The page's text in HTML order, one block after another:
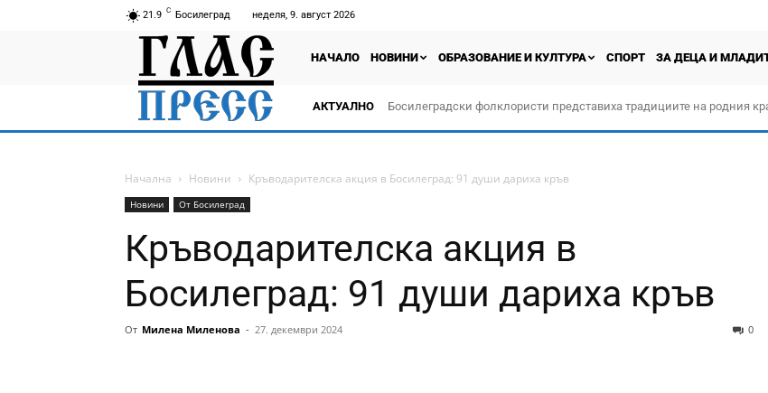
21.9 C Босилеград неделя, 9. август 2026
НАЧАЛО НОВИНИ ОБРАЗОВАНИЕ И КУЛТУРА СПОРТ ЗА ДЕЦА И
АКТУАЛНО
Босилеградски фолклористи представиха традициите на родния
творчество „Прођох Левач, прођох Шумадију“
Начална Новини Кръводарителска акция в Босилеград: 91 души дариха кръв
Новини От Босилеград
Кръводарителска акция в
Босилеград: 91 души дариха кръв
От Милена Миленова - 27. декември 2024 0